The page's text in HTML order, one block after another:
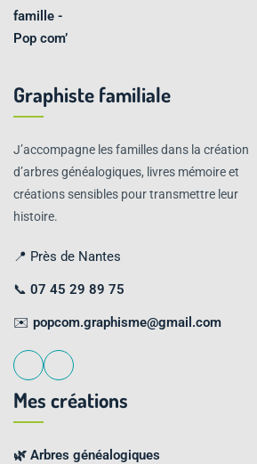
Graphiste familiale
J’accompagne les familles dans la création
d’arbres généalogiques, livres mémoire et
créations sensibles pour transmettre leur
histoire.
📍 Près de Nantes
📞 07 45 29 89 75
✉️ popcom.graphisme@gmail.com
Mes créations
🌿 Arbres généalogiques